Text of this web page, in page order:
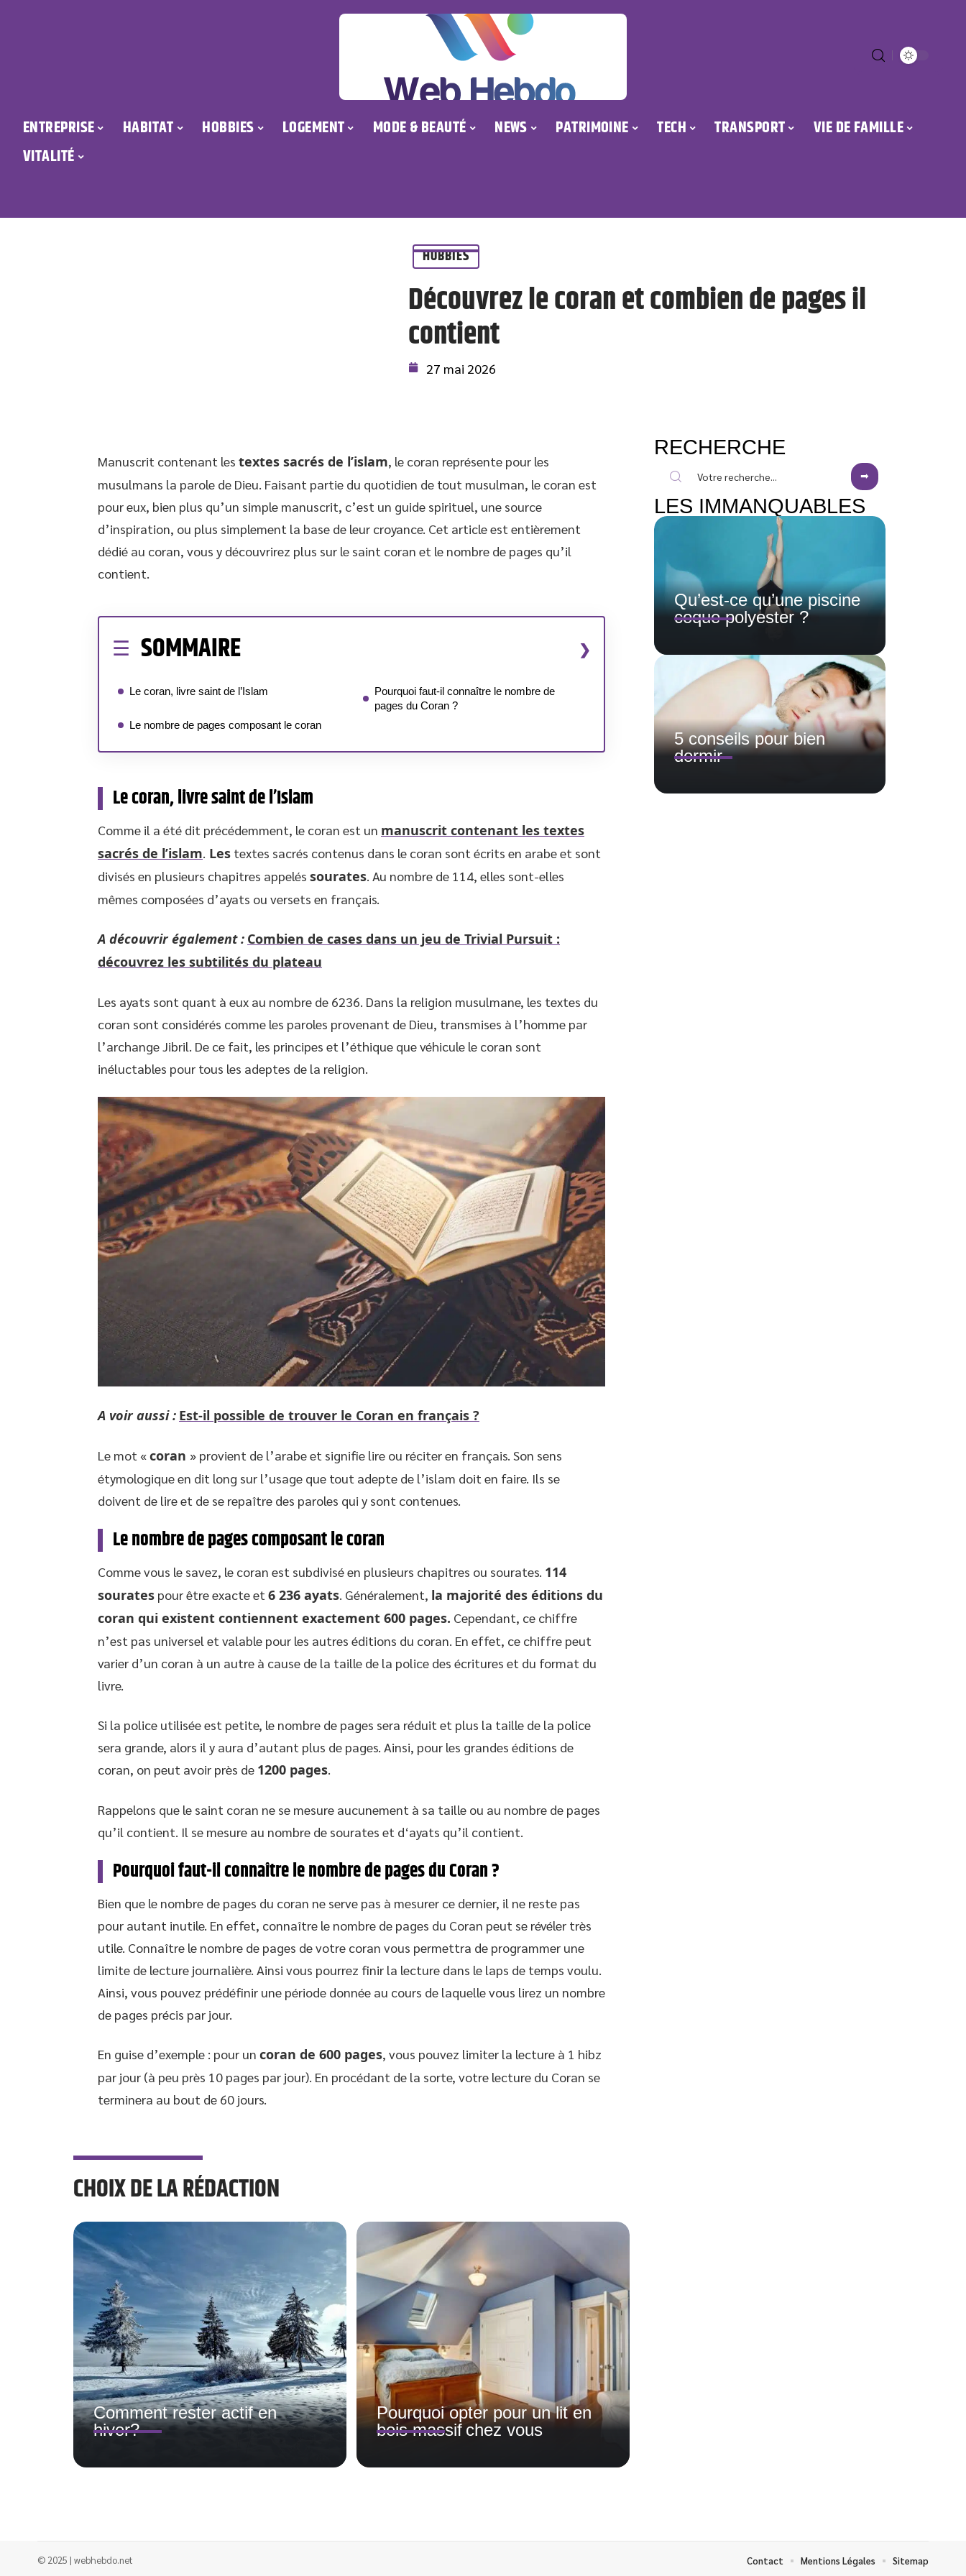
ENTREPRISE HABITAT HOBBIES LOGEMENT MODE & BEAUTÉ NEWS PATRIMOINE TECH TRANSPORT
VIE DE FAMILLE
VITALITÉ
HOBBIES
Découvrez le coran et combien de pages il
contient
27 mai 2026
Manuscrit contenant les textes sacrés de l’islam, le coran représente pour les
musulmans la parole de Dieu. Faisant partie du quotidien de tout musulman, le coran est
pour eux, bien plus qu’un simple manuscrit, c’est un guide spirituel, une source
d’inspiration, ou plus simplement la base de leur croyance. Cet article est entièrement
dédié au coran, vous y découvrirez plus sur le saint coran et le nombre de pages qu’il
contient.
SOMMAIRE
Le coran, livre saint de l’Islam
Le nombre de pages composant le coran
Pourquoi faut-il connaître le nombre de
pages du Coran ?
Le coran, livre saint de l’Islam
Comme il a été dit précédemment, le coran est un manuscrit contenant les textes
sacrés de l’islam. Les textes sacrés contenus dans le coran sont écrits en arabe et sont
divisés en plusieurs chapitres appelés sourates. Au nombre de 114, elles sont-elles
mêmes composées d’ayats ou versets en français.
A découvrir également : Combien de cases dans un jeu de Trivial Pursuit :
découvrez les subtilités du plateau
Les ayats sont quant à eux au nombre de 6236. Dans la religion musulmane, les textes du
coran sont considérés comme les paroles provenant de Dieu, transmises à l’homme par
l’archange Jibril. De ce fait, les principes et l’éthique que véhicule le coran sont
inéluctables pour tous les adeptes de la religion.
A voir aussi : Est-il possible de trouver le Coran en français ?
Le mot «coran » provient de l’arabe et signifie lire ou réciter en français. Son sens
étymologique en dit long sur l’usage que tout adepte de l’islam doit en faire. Ils se
doivent de lire et de se repaître des paroles qui y sont contenues.
Le nombre de pages composant le coran
Comme vous le savez, le coran est subdivisé en plusieurs chapitres ou sourates. 114
sourates pour être exacte et 6 236 ayats. Généralement, la majorité des éditions du
coran qui existent contiennent exactement 600 pages. Cependant, ce chiffre
n’est pas universel et valable pour les autres éditions du coran. En effet, ce chiffre peut
varier d’un coran à un autre à cause de la taille de la police des écritures et du format du
livre.
Si la police utilisée est petite, le nombre de pages sera réduit et plus la taille de la police
sera grande, alors il y aura d’autant plus de pages. Ainsi, pour les grandes éditions de
coran, on peut avoir près de 1200 pages.
Rappelons que le saint coran ne se mesure aucunement à sa taille ou au nombre de pages
qu’il contient. Il se mesure au nombre de sourates et d‘ayats qu’il contient.
Pourquoi faut-il connaître le nombre de pages du Coran ?
Bien que le nombre de pages du coran ne serve pas à mesurer ce dernier, il ne reste pas
pour autant inutile. En effet, connaître le nombre de pages du Coran peut se révéler très
utile. Connaître le nombre de pages de votre coran vous permettra de programmer une
limite de lecture journalière. Ainsi vous pourrez finir la lecture dans le laps de temps voulu.
Ainsi, vous pouvez prédéfinir une période donnée au cours de laquelle vous lirez un nombre
de pages précis par jour.
En guise d’exemple : pour un coran de 600 pages, vous pouvez limiter la lecture à 1 hibz
par jour (à peu près 10 pages par jour). En procédant de la sorte, votre lecture du Coran se
terminera au bout de 60 jours.
CHOIX DE LA RÉDACTION
Comment rester actif en
hiver?
Pourquoi opter pour un lit en
bois massif chez vous
RECHERCHE
LES IMMANQUABLES
Qu’est-ce qu’une piscine
coque polyester ?
5 conseils pour bien
dormir
© 2025 | webhebdo.net Contact Mentions Légales Sitemap